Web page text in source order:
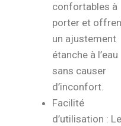
confortables à
porter et
un ajustement
étanche à l’eau
sans causer
d’inconfort.
Facilité
d’utilisation :